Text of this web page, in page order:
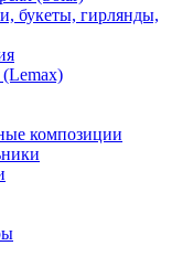
букеты, гирлянды,
(Lemax)
композиции